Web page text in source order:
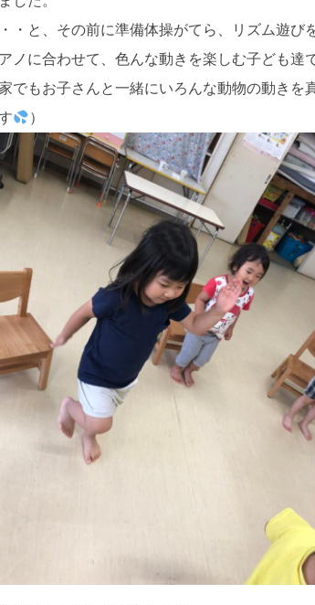
・と、その前に準備体操がてら、リズム遊び
ノに合わせて、色んな動きを楽しむ子ども達で
でもお子さんと一緒にいろんな動物の動きを
）